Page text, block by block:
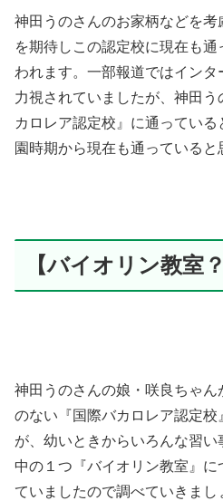
神田うのさんのお家柄などを
を期待しこの認定校に現在も
われます。一部報道ではイン
力視されていましたが、神田
カロレア認定校』に通ってい
園時期から現在も通っていると
【バイオリン教室？
神田うのさんの娘・咲良ちゃ
のない『国際バカロレア認定校
が、幼いときからいろんな習
中の１つ『バイオリン教室』
ていましたので調べていきまし